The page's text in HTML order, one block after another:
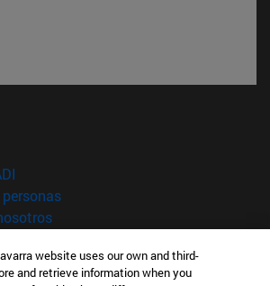
en nueva ventana)
(abre en nueva ventana)
(abre en nueva ventana)
00
website uses our own and third-
and retrieve information when you